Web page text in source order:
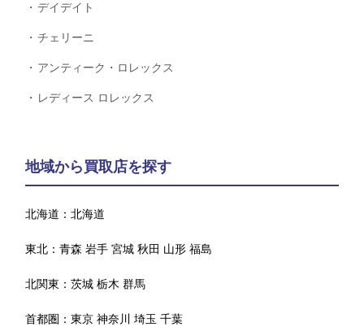
デイデイト
チェリーニ
アンティーク・ロレックス
レディース ロレックス
地域から買取店を探す
北海道：北海道
東北：青森 岩手 宮城 秋田 山形 福島
北関東：茨城 栃木 群馬
首都圏：東京 神奈川 埼玉 千葉